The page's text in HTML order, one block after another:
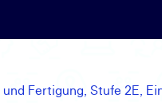
Fertigung, Stufe 2E,